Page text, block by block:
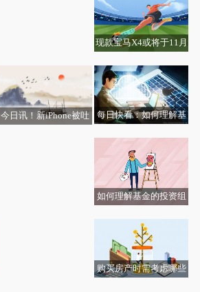
成功
现款宝马X4或将于11月
全新纯电iX4|当前热门
今日讯！新iPhone被吐
每日快看：如何理解基
策的关系？
如何理解基金的投资组
衡？-每日消息
购买房产时需考虑哪些